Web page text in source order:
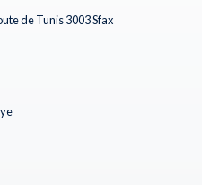
de Tunis 3003 Sfax